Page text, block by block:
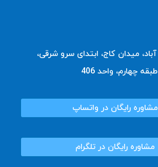
میدان کاج، ابتدای سرو شرقی،
چهارم، واحد 406
مشاوره رایگان در واتساپ
مشاوره رایگان در تلگرام